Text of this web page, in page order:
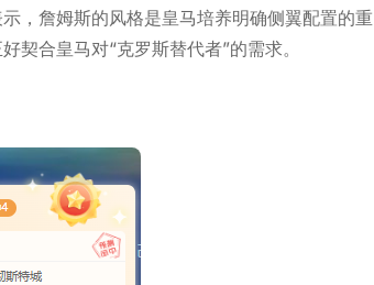
，詹姆斯的风格是皇马培养明确侧翼配置的重
契合皇马对“克罗斯替代者”的需求。